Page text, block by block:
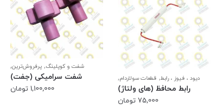
دیود ، فیوز ، رابط, قطعات سولاردام,
های ولتاژ
رابط محافظ (های ولتاژ)
ماکروفر75,000 تومان
شفت و کوپلینگ,پرفروش‌ترین,
پیشنهاد , شگفت انگیز , قطعات
سولاردام,قطعات ماکروفر ال جی
شفت سرامیکی (جفت)
سولاردام ال جی
1,100,000 تومان